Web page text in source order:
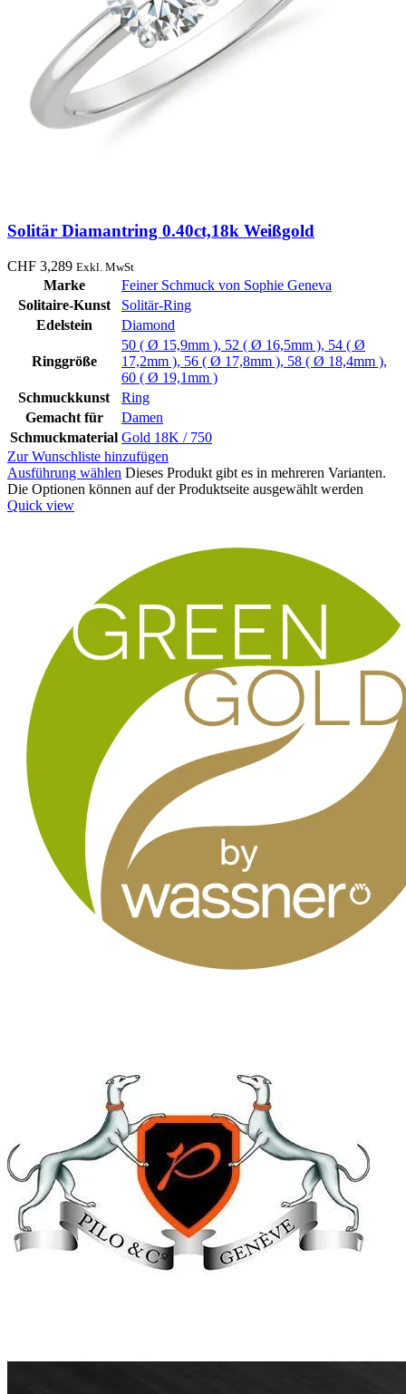
Solitär Diamantring 0.40ct,18k Weißgold
CHF 3,289 Exkl. MwSt
Marke
Feiner Schmuck von Sophie Geneva
Solitaire-Kunst
Solitär-Ring
Edelstein
Diamond
Ringgröße
50 ( Ø 15,9mm ), 52 ( Ø 16,5mm ), 54 ( Ø
17,2mm ), 56 ( Ø 17,8mm ), 58 ( Ø 18,4mm ),
60 ( Ø 19,1mm )
Schmuckkunst
Ring
Gemacht für
Damen
Schmuckmaterial Gold 18K / 750
Zur Wunschliste hinzufügen
Ausführung wählen Dieses Produkt gibt es in mehreren Varianten.
Die Optionen können auf der Produktseite ausgewählt werden
Quick view